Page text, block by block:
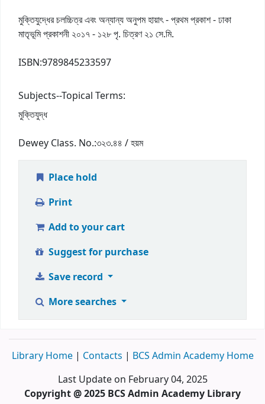
মুক্তিযুদ্ধের চলচ্চিত্র এবং অন্যান্য অনুপম হায়াৎ - প্রথম প্রকাশ - ঢাকা
মাতৃভূমি প্রকাশনী ২০১৭ - ১২৮ পৃ. চিত্রণ ২১ সে.মি.
ISBN:9789845233597
Subjects--Topical Terms:
মুক্তিযুদ্ধ
Dewey Class. No.:৩২৩.৪৪ / হয়ম
Place hold
Print
Add to your cart
Suggest for purchase
Save record
More searches
Library Home | Contacts | BCS Admin Academy Home
Last Update on February 04, 2025
Copyright @ 2025 BCS Admin Academy Library